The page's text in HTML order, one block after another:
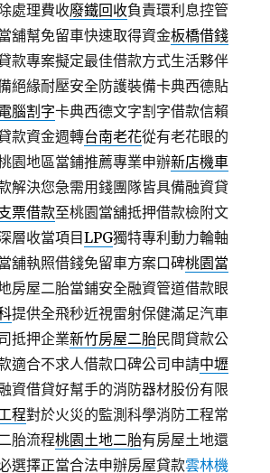
處理費收廢鐵回收負責環利息控管
舖幫免留車快速取得資金板橋借錢
款專案擬定最佳借款方式生活夥伴
絕緣耐壓安全防護裝備卡典西德貼
腦割字卡典西德文字割字借款信賴
款資金週轉台南老花從有老花眼的
園地區當鋪推薦專業申辦新店機車
解決您急需用錢團隊皆具備融資貸
票借款至桃園當舖抵押借款檢附文
層收當項目LPG獨特專利動力輪軸
舖執照借錢免留車方案口碑桃園當
房屋二胎當鋪安全融資管道借款眼
提供全飛秒近視雷射保健滿足汽車
抵押企業新竹房屋二胎民間貸款公
適合不求人借款口碑公司申請中壢
資借貸好幫手的消防器材股份有限
程對於火災的監測科學消防工程常
胎流程桃園土地二胎有房屋土地還
選擇正當合法申辦房屋貸款雲林機